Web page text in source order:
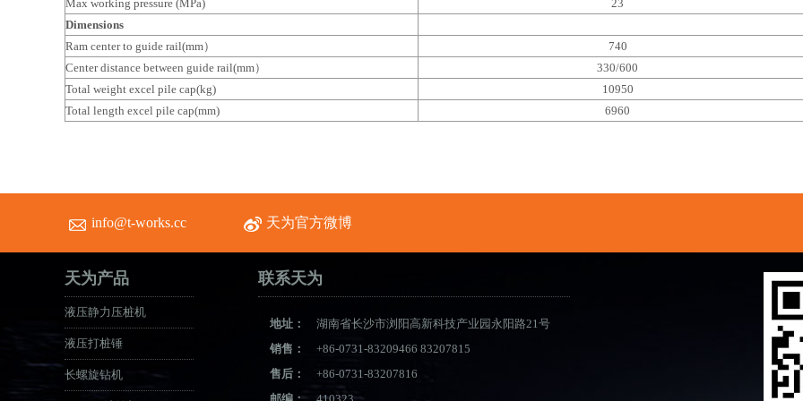
Max working pressure (MPa)
23
Dimensions
Ram center to guide rail(mm）
740
Center distance between guide rail(mm）
330/600
Total weight excel pile cap(kg)
10950
Total length excel pile cap(mm)
6960
info@t-works.cc 天为官方微博
天为产品
液压静力压桩机
液压打桩锤
长螺旋钻机
联系天为
地址：
湖南省长沙市浏阳高新科技产业园永阳路21号
销售：
+86-0731-83209466 83207815
售后：
+86-0731-83207816